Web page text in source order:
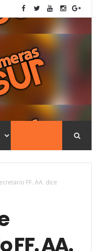
FF. AA. dice
FF. AA.